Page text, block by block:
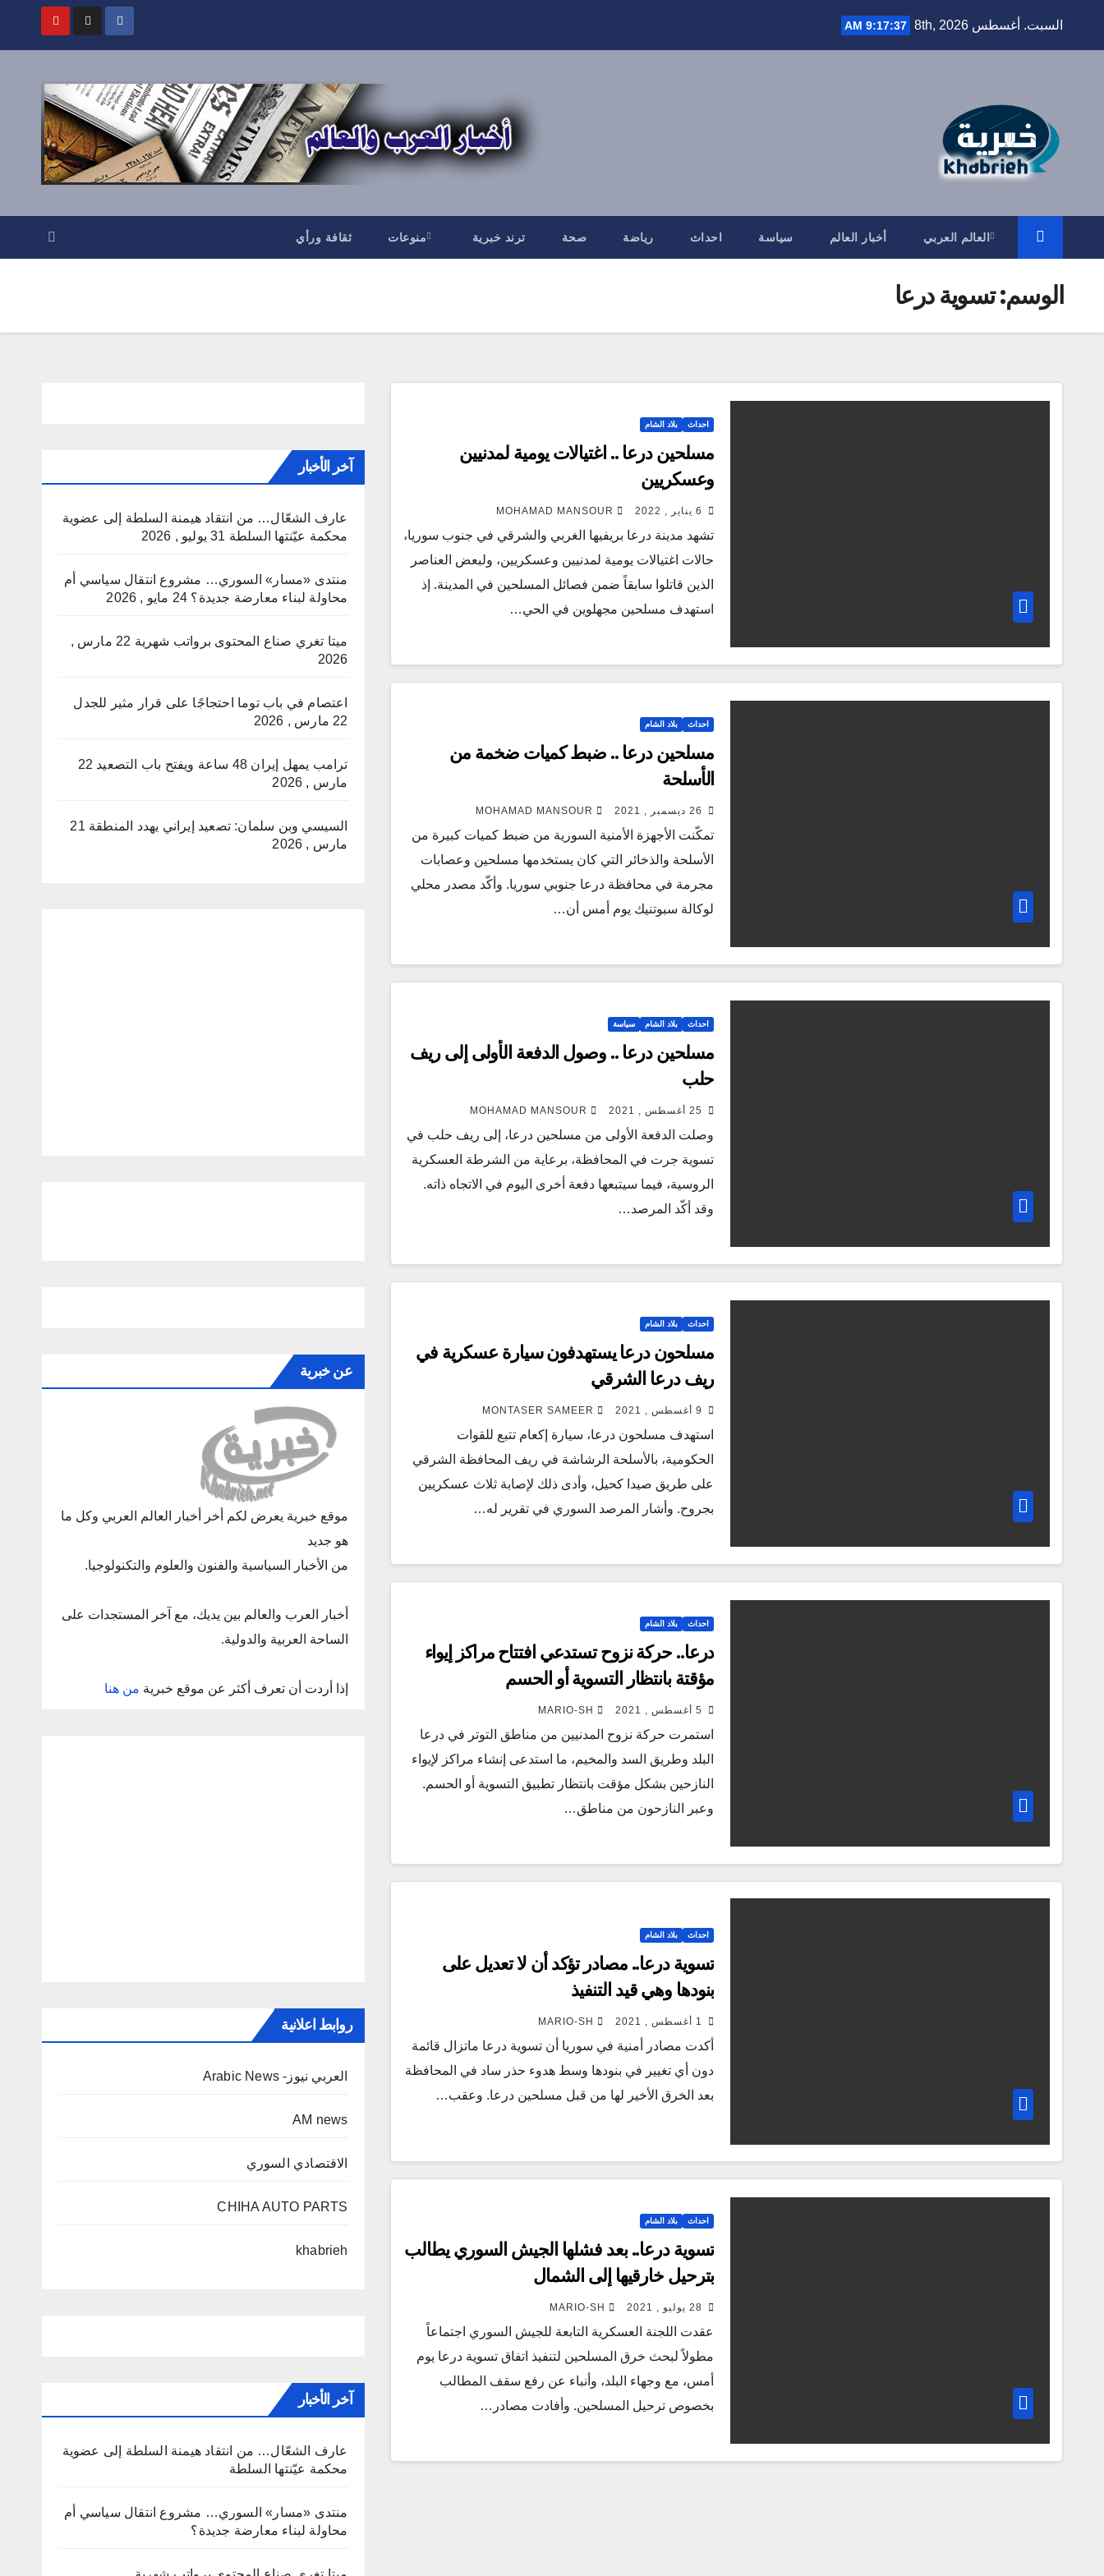
السبت. أغسطس 8th, 2026 9:17:38 AM
العالم العربي أخبار العالم سياسة احداث رياضة صحة ترند خبرية منوعات ثقافة ورأي
الوسم:تسوية درعا
احداث بلاد الشام
مسلحين درعا .. اغتيالات يومية لمدنيين
وعسكريين
6 يناير , 2022 MOHAMAD MANSOUR
تشهد مدينة درعا بريفيها الغربي والشرقي في جنوب سوريا،
حالات اغتيالات يومية لمدنيين وعسكريين، ولبعض العناصر
الذين قاتلوا سابقاً ضمن فصائل المسلحين في المدينة. إذ
استهدف مسلحين مجهلوين في الحي…
احداث بلاد الشام
مسلحين درعا .. ضبط كميات ضخمة من
الأسلحة
26 ديسمبر , 2021 MOHAMAD MANSOUR
تمكّنت الأجهزة الأمنية السورية من ضبط كميات كبيرة من
الأسلحة والذخائر التي كان يستخدمها مسلحين وعصابات
مجرمة في محافظة درعا جنوبي سوريا. وأكّد مصدر محلي
لوكالة سبوتنيك يوم أمس أن…
احداث بلاد الشام سياسة
مسلحين درعا .. وصول الدفعة الأولى إلى ريف
حلب
25 أغسطس , 2021 MOHAMAD MANSOUR
وصلت الدفعة الأولى من مسلحين درعا، إلى ريف حلب في
تسوية جرت في المحافظة، برعاية من الشرطة العسكرية
الروسية، فيما سيتبعها دفعة أخرى اليوم في الاتجاه ذاته.
وقد أكّد المرصد…
احداث بلاد الشام
مسلحون درعا يستهدفون سيارة عسكرية في
ريف درعا الشرقي
9 أغسطس , 2021 MONTASER SAMEER
استهدف مسلحون درعا، سيارة إكعام تتبع للقوات
الحكومية، بالأسلحة الرشاشة في ريف المحافظة الشرقي
على طريق صيدا كحيل، وأدى ذلك لإصابة ثلاث عسكريين
بجروح. وأشار المرصد السوري في تقرير له…
احداث بلاد الشام
درعا.. حركة نزوح تستدعي افتتاح مراكز إيواء
مؤقتة بانتظار التسوية أو الحسم
5 أغسطس , 2021 MARIO-SH
استمرت حركة نزوح المدنيين من مناطق التوتر في درعا
البلد وطريق السد والمخيم، ما استدعى إنشاء مراكز لإيواء
النازحين بشكل مؤقت بانتظار تطبيق التسوية أو الحسم.
وعبر النازحون من مناطق…
احداث بلاد الشام
تسوية درعا.. مصادر تؤكد أن لا تعديل على
بنودها وهي قيد التنفيذ
1 أغسطس , 2021 MARIO-SH
أكدت مصادر أمنية في سوريا أن تسوية درعا ماتزال قائمة
دون أي تغيير في بنودها وسط هدوء حذر ساد في المحافظة
بعد الخرق الأخير لها من قبل مسلحين درعا. وعقب…
احداث بلاد الشام
تسوية درعا.. بعد فشلها الجيش السوري يطالب
بترحيل خارقيها إلى الشمال
28 يوليو , 2021 MARIO-SH
عقدت اللجنة العسكرية التابعة للجيش السوري اجتماعاً
مطولاً لبحث خرق المسلحين لتنفيذ اتفاق تسوية درعا يوم
أمس، مع وجهاء البلد، وأنباء عن رفع سقف المطالب
بخصوص ترحيل المسلحين. وأفادت مصادر…
آخر الأخبار
عارف الشعّال… من انتقاد هيمنة السلطة إلى عضوية
محكمة عيّنتها السلطة 31 يوليو , 2026
منتدى «مسار» السوري… مشروع انتقال سياسي أم
محاولة لبناء معارضة جديدة؟ 24 مايو , 2026
ميتا تغري صناع المحتوى برواتب شهرية
22 مارس ,
2026
اعتصام في باب توما احتجاجًا على قرار مثير للجدل
22 مارس , 2026
ترامب يمهل إيران 48 ساعة ويفتح باب التصعيد
22
مارس , 2026
السيسي وبن سلمان: تصعيد إيراني يهدد المنطقة 21
مارس , 2026
عن خبرية
موقع خبرية يعرض لكم أخر أخبار العالم العربي وكل ما
هو جديد
من الأخبار السياسية والفنون والعلوم والتكنولوجيا.
أخبار العرب والعالم بين يديك، مع آخر المستجدات على
الساحة العربية والدولية.
إذا أردت أن تعرف أكثر عن موقع خبرية من هنا
روابط اعلانية
العربي نيوز- Arabic News
AM news
الاقتصادي السوري
CHIHA AUTO PARTS
khabrieh
آخر الأخبار
عارف الشعّال… من انتقاد هيمنة السلطة إلى عضوية
محكمة عيّنتها السلطة
منتدى «مسار» السوري… مشروع انتقال سياسي أم
محاولة لبناء معارضة جديدة؟